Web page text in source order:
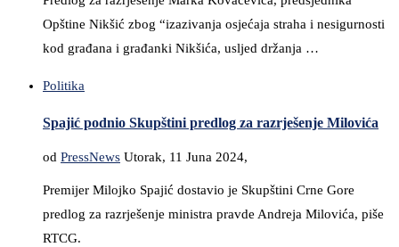
Opštine Nikšić zbog “izazivanja osjećaja straha i nesigurnosti
kod građana i građanki Nikšića, usljed držanja …
Politika
Spajić podnio Skupštini predlog za razrješenje Milovića
od PressNews Utorak, 11 Juna 2024,
Premijer Milojko Spajić dostavio je Skupštini Crne Gore
predlog za razrješenje ministra pravde Andreja Milovića, piše
RTCG.